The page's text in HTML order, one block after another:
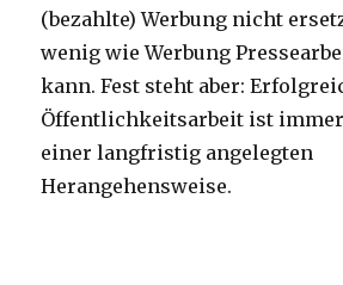
(bezahlte) Werbung nicht
wenig wie Werbung
kann. Fest steht aber:
Öffentlichkeitsarbeit ist immer
einer langfristig angelegten
Herangehensweise.